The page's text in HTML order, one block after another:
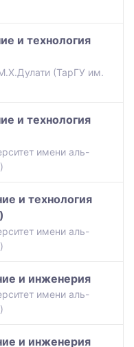
и технология
(ТарГУ им.
и технология
имени аль-
и технология
имени аль-
и инженерия
имени аль-
и инженерия